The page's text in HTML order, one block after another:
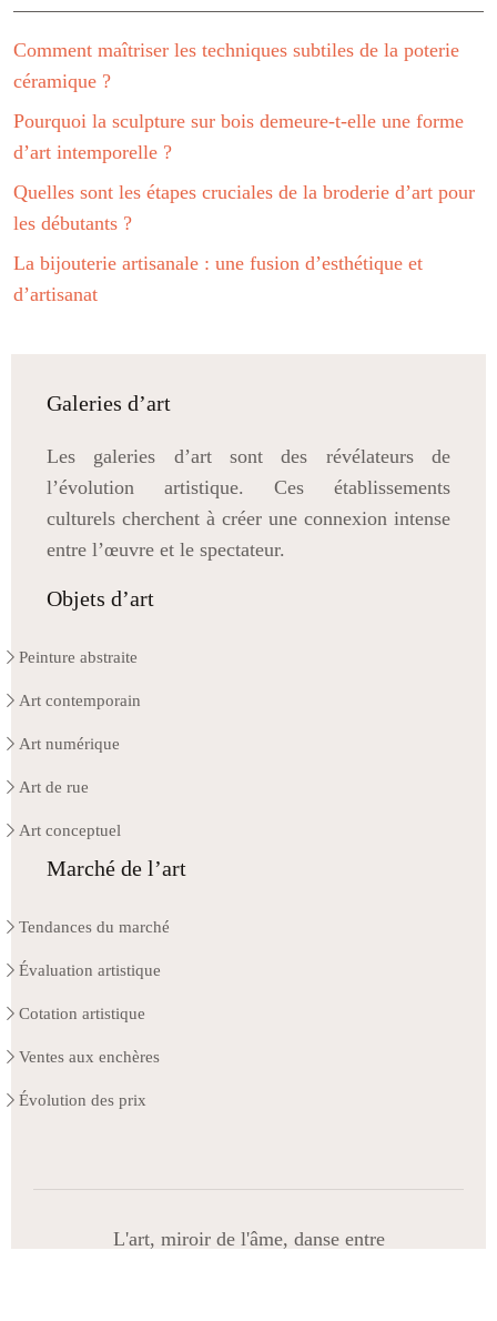
Comment maîtriser les techniques subtiles de la poterie
céramique ?
Pourquoi la sculpture sur bois demeure-t-elle une forme
d’art intemporelle ?
Quelles sont les étapes cruciales de la broderie d’art pour
les débutants ?
La bijouterie artisanale : une fusion d’esthétique et
d’artisanat
Galeries d’art
Les galeries d’art sont des révélateurs de
l’évolution artistique. Ces établissements
culturels cherchent à créer une connexion intense
entre l’œuvre et le spectateur.
Objets d’art
Peinture abstraite
Art contemporain
Art numérique
Art de rue
Art conceptuel
Marché de l’art
Tendances du marché
Évaluation artistique
Cotation artistique
Ventes aux enchères
Évolution des prix
L'art, miroir de l'âme, danse entre